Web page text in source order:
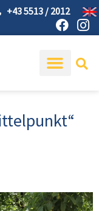
+43 5513 / 2012